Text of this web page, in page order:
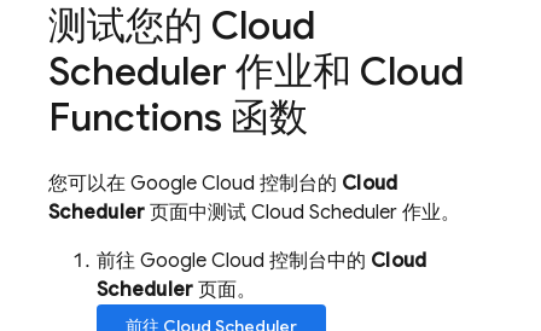
测试您的 Cloud
Scheduler 作业和 Cloud
Functions 函数
您可以在 Google Cloud 控制台的 Cloud
Scheduler 页面中测试Cloud Scheduler 作业。
前往 Google Cloud 控制台中的 Cloud
Scheduler 页面。
前往 Cloud Scheduler